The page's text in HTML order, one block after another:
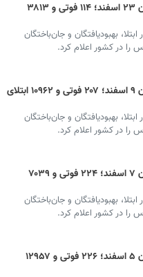
آمار کرونا ایران ۲۳ اسفند؛ ۱۱۴ فوتی و ۳۸۱۳
بهبودیافتگان و جان‌باختگان
را در کشور اعلام کرد.
آمار کرونا ایران ۹ اسفند؛ ۲۰۷ فوتی و ۱۰۹۶۲ ابتلای
بهبودیافتگان و جان‌باختگان
را در کشور اعلام کرد.
آمار کرونا ایران ۷ اسفند؛ ۲۲۴ فوتی و ۷۰۳۹
بهبودیافتگان و جان‌باختگان
را در کشور اعلام کرد.
آمار کرونا ایران ۵ اسفند؛ ۲۲۶ فوتی و ۱۲۹۵۷